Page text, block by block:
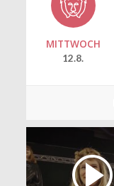
MITTWOCH
12.8.